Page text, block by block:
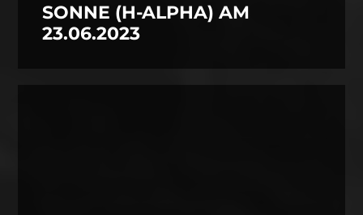
SONNE (H-ALPHA) AM
23.06.2023